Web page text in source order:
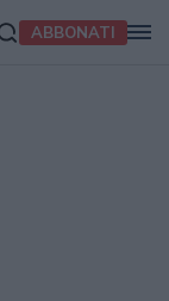
ABBONATI